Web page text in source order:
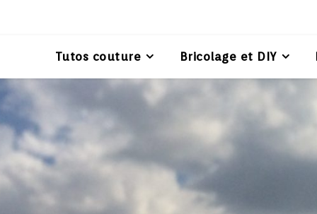
Tutos couture Bricolage et DIY